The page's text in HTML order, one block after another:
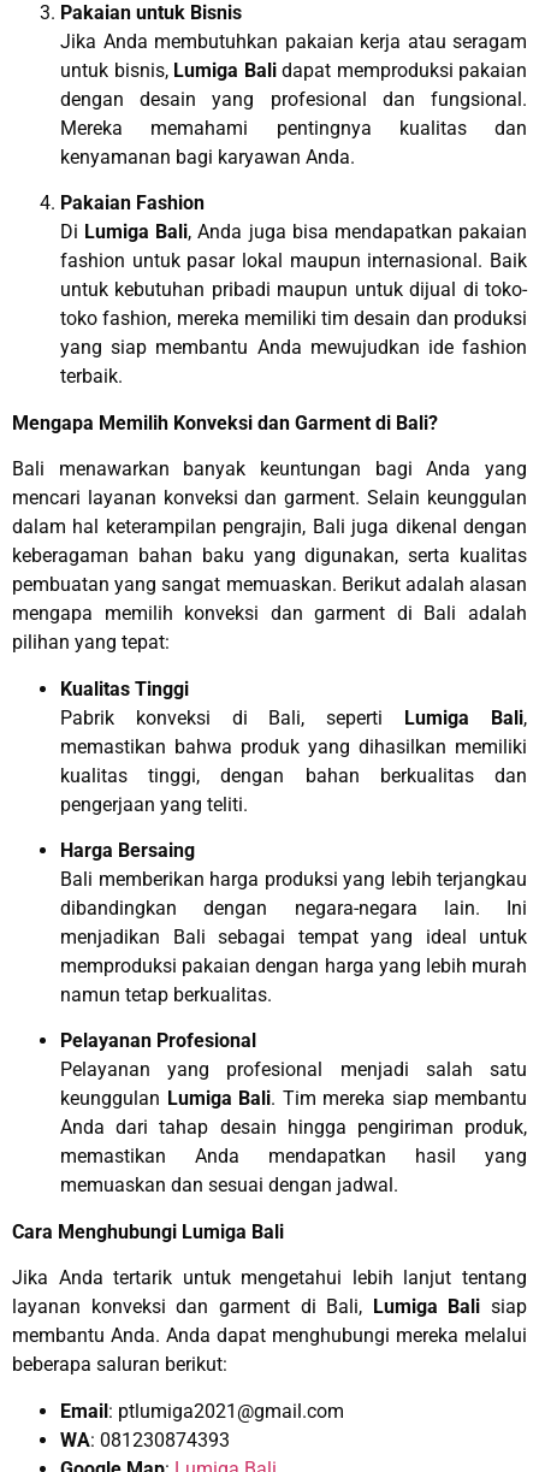
Pakaian untuk Bisnis
Jika Anda membutuhkan pakaian kerja atau seragam
untuk bisnis, Lumiga Balidapat memproduksi pakaian
dengan desain yang profesional dan fungsional.
Mereka memahami pentingnya kualitas dan
kenyamanan bagi karyawan Anda.
Pakaian Fashion
Di Lumiga Bali, Anda juga bisa mendapatkan pakaian
fashion untuk pasar lokal maupun internasional. Baik
untuk kebutuhan pribadi maupun untuk dijual di toko-
toko fashion, mereka memiliki tim desain dan produksi
yang siap membantu Anda mewujudkan ide fashion
terbaik.
Mengapa Memilih Konveksi dan Garment di Bali?
Bali menawarkan banyak keuntungan bagi Anda yang
mencari layanan konveksi dan garment. Selain keunggulan
dalam hal keterampilan pengrajin, Bali juga dikenal dengan
keberagaman bahan baku yang digunakan, serta kualitas
pembuatan yang sangat memuaskan. Berikut adalah alasan
mengapa memilih konveksi dan garment di Bali adalah
pilihan yang tepat:
Kualitas Tinggi
Pabrik konveksi di Bali, seperti Lumiga Bali,
memastikan bahwa produk yang dihasilkan memiliki
kualitas tinggi, dengan bahan berkualitas dan
pengerjaan yang teliti.
Harga Bersaing
Bali memberikan harga produksi yang lebih terjangkau
dibandingkan dengan negara-negara lain. Ini
menjadikan Bali sebagai tempat yang ideal untuk
memproduksi pakaian dengan harga yang lebih murah
namun tetap berkualitas.
Pelayanan Profesional
Pelayanan yang profesional menjadi salah satu
keunggulan Lumiga Bali. Tim mereka siap membantu
Anda dari tahap desain hingga pengiriman produk,
memastikan Anda mendapatkan hasil yang
memuaskan dan sesuai dengan jadwal.
Cara Menghubungi Lumiga Bali
Jika Anda tertarik untuk mengetahui lebih lanjut tentang
layanan konveksi dan garment di Bali,
Lumiga Bali siap
membantu Anda. Anda dapat menghubungi mereka melalui
beberapa saluran berikut:
Email: ptlumiga2021@gmail.com
WA: 081230874393